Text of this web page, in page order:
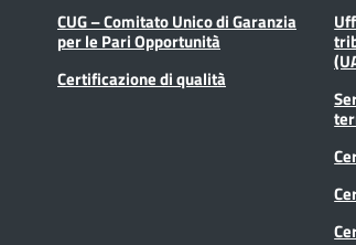
CUG – Comitato Unico di Garanzia
per le Pari Opportunità
Certificazione di qualità